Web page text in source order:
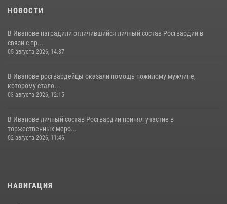
НОВОСТИ
В Иванове наградили отличившийся личный состав Росгвардии в
связи с пр...
05 августа 2026, 14:37
В Иванове росгвардейцы оказали помощь пожилому мужчине,
которому стало...
03 августа 2026, 12:15
В Иванове личный состав Росгвардии принял участие в
торжественных меро...
02 августа 2026, 11:46
НАВИГАЦИЯ